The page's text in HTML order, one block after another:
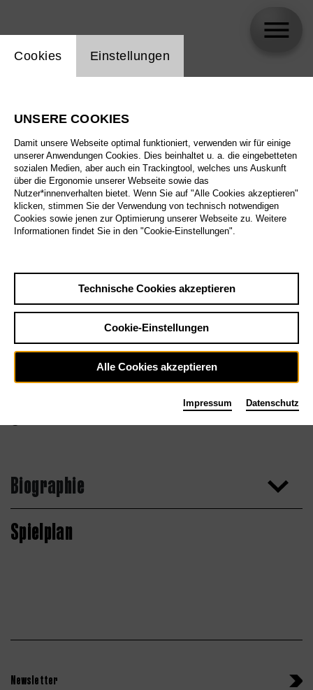
Biographie
Spielplan
Newsletter
Einstellung Website Cookie
Cookies Einstellungen
UNSERE COOKIES
Damit unsere Webseite optimal funktioniert, verwenden wir für einige
unserer Anwendungen Cookies. Dies beinhaltet u. a. die eingebetteten
sozialen Medien, aber auch ein Trackingtool, welches uns Auskunft
über die Ergonomie unserer Webseite sowie das
Nutzer*innenverhalten bietet. Wenn Sie auf "Alle Cookies akzeptieren"
klicken, stimmen Sie der Verwendung von technisch notwendigen
Cookies sowie jenen zur Optimierung unserer Webseite zu. Weitere
Informationen findet Sie in den "Cookie-Einstellungen".
Technische Cookies akzeptieren
Cookie-Einstellungen
Alle Cookies akzeptieren
Impressum Datenschutz